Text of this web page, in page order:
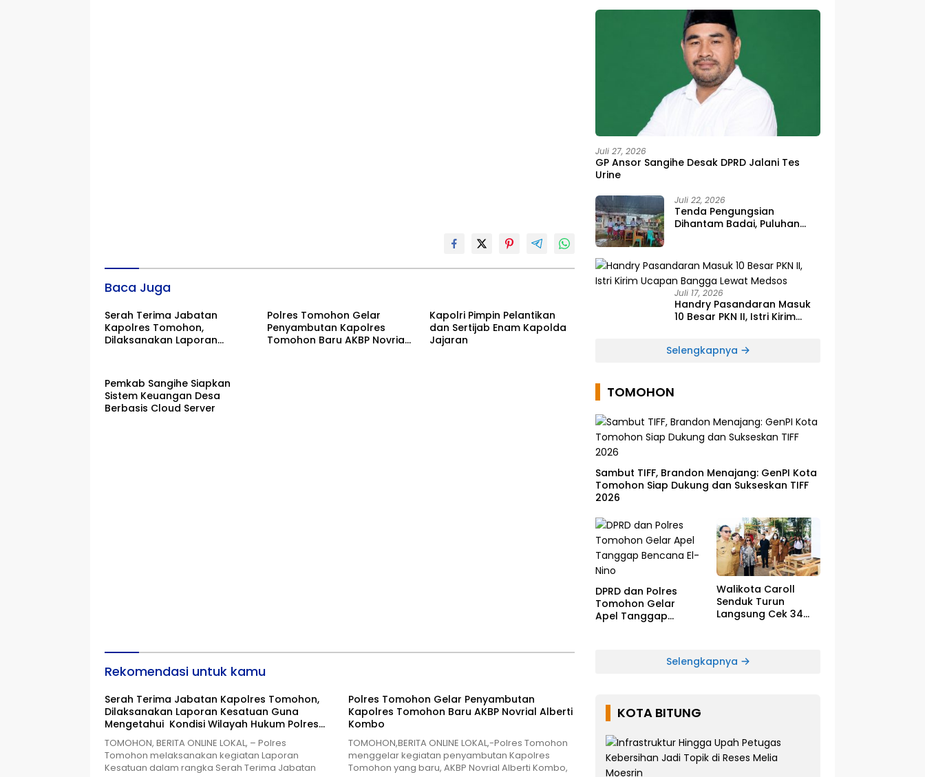
Baca Juga
Serah Terima Jabatan
Kapolres Tomohon,
Dilaksanakan Laporan
Polres Tomohon
Polres Tomohon Gelar
Penyambutan Kapolres
Tomohon Baru AKBP Novrial
Kapolri Pimpin Pelantikan
dan Sertijab Enam Kapolda
Jajaran
Pemkab Sangihe Siapkan
Sistem Keuangan Desa
Berbasis Cloud Server
Rekomendasi untuk kamu
Serah Terima Jabatan Kapolres Tomohon,
Dilaksanakan Laporan Kesatuan Guna
Mengetahui Kondisi Wilayah Hukum Polres
Tomohon
TOMOHON, BERITA ONLINE LOKAL, – Polres
Tomohon melaksanakan kegiatan Laporan
Kesatuan dalam rangka Serah Terima Jabatan
Polres Tomohon Gelar Penyambutan
Kapolres Tomohon Baru AKBP Novrial Alberti
Kombo
TOMOHON,BERITA ONLINE LOKAL,-Polres Tomohon
menggelar kegiatan penyambutan Kapolres
Tomohon yang baru, AKBP Novrial Alberti Kombo,
Juli 27, 2026
GP Ansor Sangihe Desak DPRD Jalani Tes
Urine
Juli 22, 2026
Tenda Pengungsian
Dihantam Badai, Puluhan
Juli 17, 2026
Handry Pasandaran Masuk
10 Besar PKN II, Istri Kirim
Selengkapnya
TOMOHON
Sambut TIFF, Brandon Menajang: ​GenPI Kota
Tomohon Siap Dukung dan Sukseskan TIFF
2026
DPRD dan Polres
Tomohon Gelar
Apel Tanggap
Walikota Caroll
Senduk Turun
Langsung Cek 34
Selengkapnya
KOTA BITUNG